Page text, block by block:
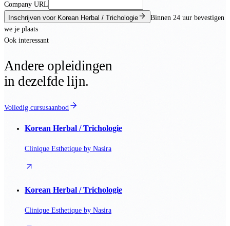
Company URL
Inschrijven voor Korean Herbal / Trichologie
Binnen 24 uur bevestigen
we je plaats
Ook interessant
Andere opleidingen
in dezelfde lijn.
Volledig cursusaanbod
Korean Herbal / Trichologie
Clinique Esthetique by Nasira
Korean Herbal / Trichologie
Clinique Esthetique by Nasira